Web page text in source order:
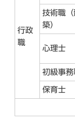
行政
職
技術職（
築）
心理士
初級事務
保育士